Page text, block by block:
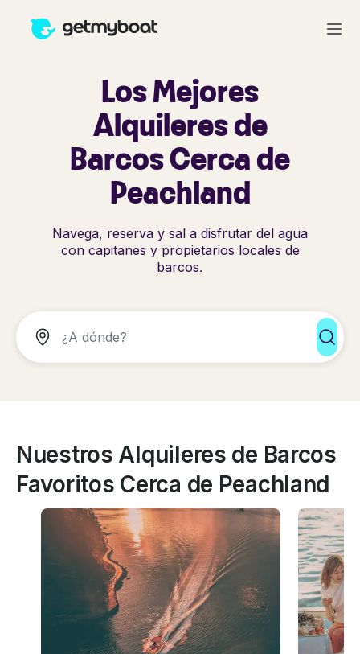
Los Mejores
Alquileres de
Barcos Cerca de
Peachland
Navega, reserva y sal a disfrutar del agua
con capitanes y propietarios locales de
barcos.
Nuestros Alquileres de Barcos
Favoritos Cerca de Peachland